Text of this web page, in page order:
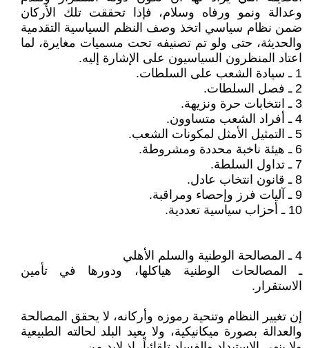
وعدالة ونمو ورفاه وسلام، فإذا تحققت تلك الأركان
ضمن نظام سياسي اتخذ وصف النظم السياسية التقدمية
والحديثة، حتى ولو تم تصنيفه تحت مسميات مغايرة، لما
اعتاد المنظرون السياسيون على الإشارة إليه.
1 ـ سيادة الشعب على السلطات.
2 ـ فصل السلطات.
3 ـ انتخابات حرة ونزيهة.
4 ـ أفراد الشعب متساوون.
5 ـ التمثيل الأمثل لمكونات الشعب.
6 ـ هيئة ناخبة محددة ومشروطة.
7 ـ تداول السلطة.
8 ـ قانون انتخاب عادل.
9 ـ آليات فرز وإحصاء ومراقبة.
10 ـ أحزاب سياسية تعددية.
4 ـ المصالحة الوطنية والسلم الأهلي
ـ المصالحات الوطنية هياكلها، ودورها في تأمين
الاستقرار.
إن تغيير النظام وتنحية رموزه وأركانه، لا يحقق المصالحة
والعدالة بصورة ميكانيكية، ولا يعيد البلد لحالته الطبيعية